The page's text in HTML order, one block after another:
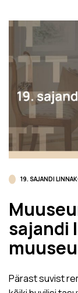
19. SAJANDI
sajandi
Pärast suvist